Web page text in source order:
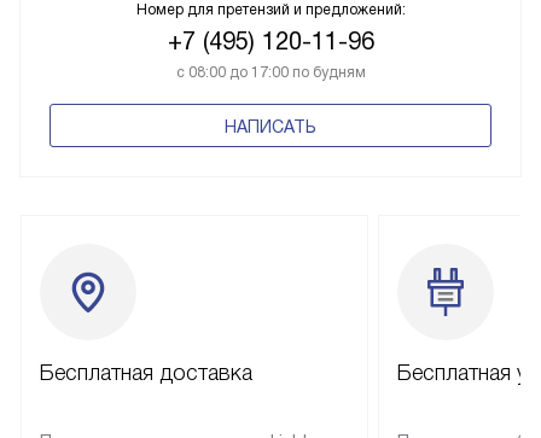
Номер для претензий и предложений:
+7 (495) 120-11-96
с 08:00 до 17:00 по будням
НАПИСАТЬ
Бесплатная доставка Бесплатная